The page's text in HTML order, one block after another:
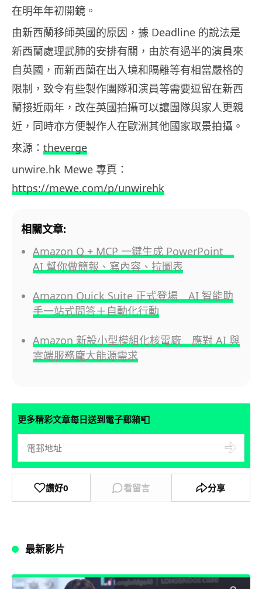
在明年年初開鏡。
由新西蘭移師英國的原因，據 Deadline 的說法是
新西蘭處理武肺的安排有關，由於有過半的演員來
自英國，而新西蘭在出入境和隔離等有相當嚴格的
限制，致令有些製作團隊和演員等需要逗留在新西
蘭接近兩年，改在英國拍攝可以讓團隊與家人更親
近，同時亦方便製作人在歐洲其他國家取景拍攝。
來源： theverge
unwire.hk Mewe 專頁：
https://mewe.com/p/unwirehk
相關文章:
Amazon Q + MCP 一鍵生成 PowerPoint
AI 幫你做簡報、寫內容、拉圖表
Amazon Quick Suite 正式登場 AI 智能助
手一站式問答＋自動化行動
Amazon 新設小型模組化核電廠 應對 AI 與
雲端服務龐大能源需求
更多精彩文章每日送到電子郵箱📮
讚好0 看留言 分享
最新影片